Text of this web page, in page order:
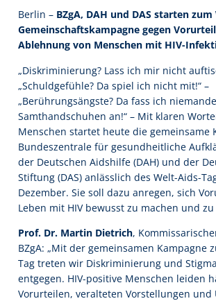
Berlin – BZgA, DAH und DAS starten
Gemeinschaftskampagne gegen
Ablehnung von Menschen mit HIV-
„Diskriminierung? Lass ich mir nicht
„Schuldgefühle? Da spiel ich nicht mit!“ –
„Berührungsängste? Da fass ich
Samthandschuhen an!“ – Mit klaren
Menschen startet heute die gemeinsame
Bundeszentrale für gesundheitliche
der Deutschen Aidshilfe (DAH) und der
Stiftung (DAS) anlässlich des Welt-Aids-
Dezember. Sie soll dazu anregen, sich
Leben mit HIV bewusst zu machen und
Prof. Dr. Martin Dietrich,
BZgA: „Mit der gemeinsamen Kampagne
Tag treten wir Diskriminierung und
entgegen. HIV-positive Menschen leiden
Vorurteilen, veralteten Vorstellungen und